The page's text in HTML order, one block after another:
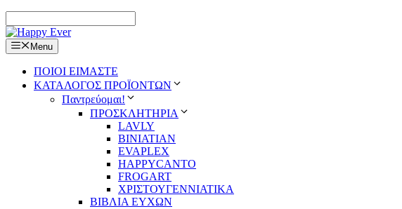
Menu
ΠΟΙΟΙ ΕΙΜΑΣΤΕ
ΚΑΤΑΛΟΓΟΣ ΠΡΟΪΟΝΤΩΝ
Παντρεύομαι!
ΠΡΟΣΚΛΗΤΗΡΙΑ
LAVLY
BINIATIAN
EVAPLEX
HAPPYCANTO
FROGART
ΧΡΙΣΤΟΥΓΕΝΝΙΑΤΙΚΑ
ΒΙΒΛΙΑ ΕΥΧΩΝ